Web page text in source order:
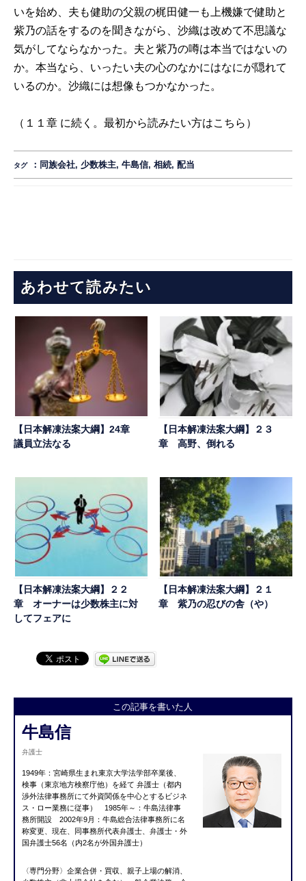
いを始め、夫も健助の父親の梶田健一も上機嫌で健助と
紫乃の話をするのを聞きながら、沙織は改めて不思議な
気がしてならなかった。夫と紫乃の噂は本当ではないの
か。本当なら、いったい夫の心のなかにはなにが隠れて
いるのか。沙織には想像もつかなかった。
（ １１章 に続く。最初から読みたい方はこちら ）
タグ ： 同族会社,少数株主,牛島信,相続,配当
あわせて読みたい
【日本解凍法案大綱】24章
議員立法なる
【日本解凍法案大綱】２３
章 高野、倒れる
【日本解凍法案大綱】２２
章 オーナーは少数株主に対
してフェアに
【日本解凍法案大綱】２１
章 紫乃の忍びの舎（や）
この記事を書いた人
牛島信
弁護士
1949年：宮崎県生まれ東京大学法学部卒業後、
検事（東京地方検察庁他）を経て 弁護士（都内
渉外法律事務所にて外資関係を中心とするビジネ
ス・ロー業務に従事） 1985年～：牛島法律事
務所開設 2002年9月：牛島総合法律事務所に名
称変更、現在、同事務所代表弁護士、弁護士・外
国弁護士56名（内2名が外国弁護士）
〈専門分野〉企業合併・買収、親子上場の解消、